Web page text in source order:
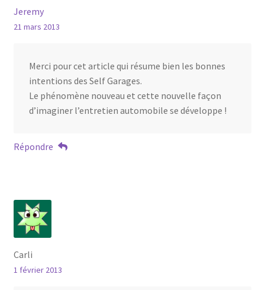
Jeremy
21 mars 2013
Merci pour cet article qui résume bien les bonnes
intentions des Self Garages.
Le phénomène nouveau et cette nouvelle façon
d’imaginer l’entretien automobile se développe !
Répondre
Carli
1 février 2013